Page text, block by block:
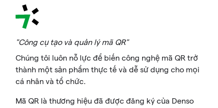
"Công cụ tạo và quản lý mã QR"
Chúng tôi luôn nỗ lực để biến công nghệ mã QR trở
thành một sản phẩm thực tế và dễ sử dụng cho mọi
cá nhân và tổ chức.
Mã QR là thương hiệu đã được đăng ký của Denso